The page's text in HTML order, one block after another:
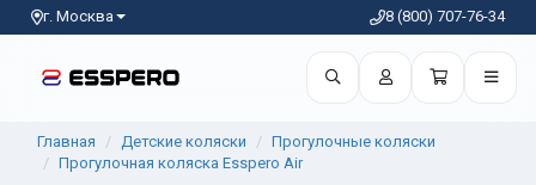
г. Москва 8 (800) 707-76-34
Главная Детские коляски
Прогулочные коляски
Прогулочная коляска Esspero Air